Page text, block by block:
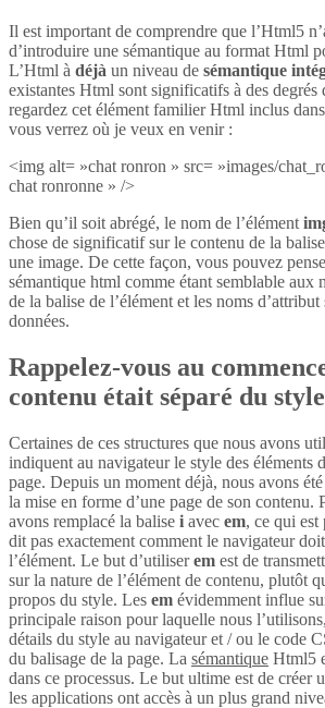
Il est important de comprendre que l’Html5
d’introduire une sémantique au format Html
L’Html à déjà un niveau de sémantique
existantes Html sont significatifs à des degrés
regardez cet élément familier Html inclus
vous verrez où je veux en venir :
<img alt= »chat ronron » src= »images/
chat ronronne » />
Bien qu’il soit abrégé, le nom de l’élément
chose de significatif sur le contenu de la
une image. De cette façon, vous pouvez
sémantique html comme étant semblable aux
de la balise de l’élément et les noms
données.
Rappelez-vous au
contenu était séparé du style
Certaines de ces structures que nous avons
indiquent au navigateur le style des éléments
page. Depuis un moment déjà, nous avons
la mise en forme d’une page de son contenu.
avons remplacé la balise i avec em, ce qui
dit pas exactement comment le navigateur
l’élément. Le but d’utiliserem est de
sur la nature de l’élément de contenu, plutôt
propos du style. Les em évidemment influe
principale raison pour laquelle nous
détails du style au navigateur et / ou le code
du balisage de la page. La sémantique Html5
dans ce processus. Le but ultime est de créer
les applications ont accès à un plus grand